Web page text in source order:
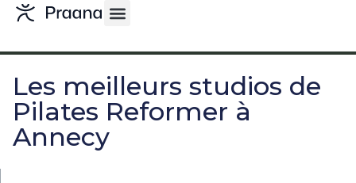
Les meilleurs studios de
Pilates Reformer à
Annecy